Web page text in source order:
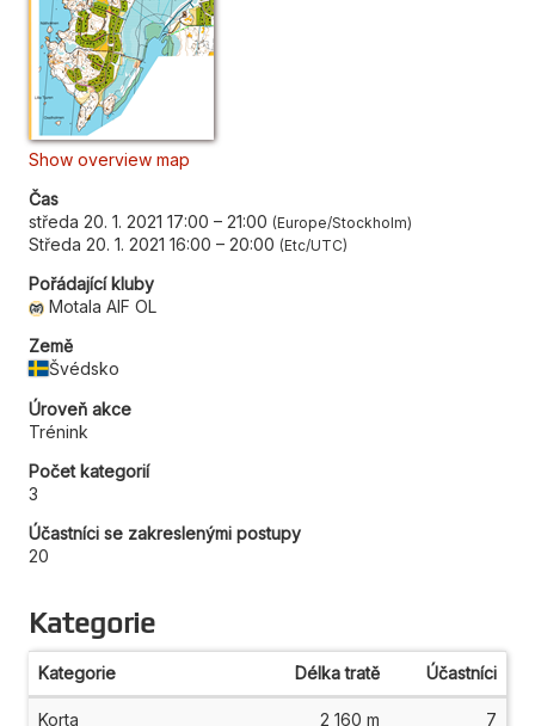
Show overview map
Čas
středa 20. 1. 2021 17:00 – 21:00 Europe/Stockholm
Středa 20. 1. 2021 16:00 – 20:00 Etc/UTC
Pořádající kluby
Motala AIF OL
Země
Švédsko
Úroveň akce
Trénink
Počet kategorií
3
Účastníci se zakreslenými postupy
20
Kategorie
Kategorie Délka tratě Účastníci
Korta 2 160 m 7